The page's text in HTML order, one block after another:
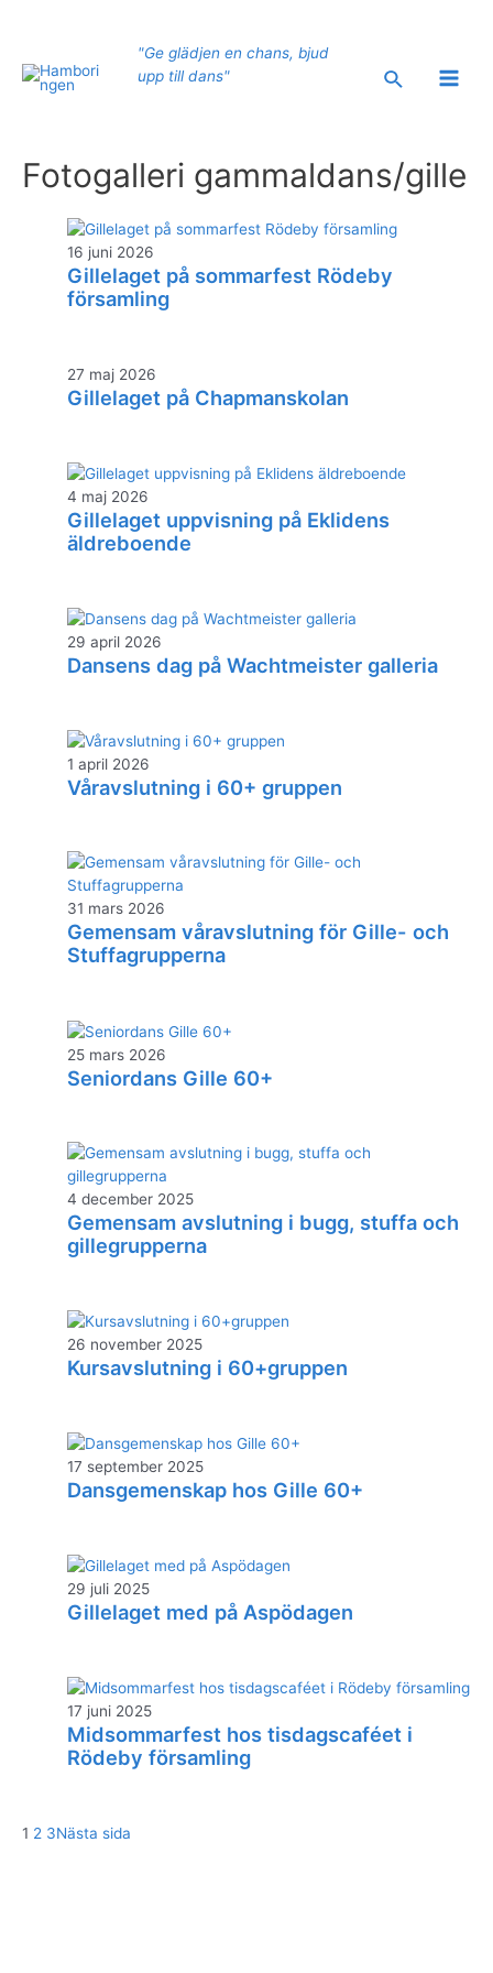
"Ge glädjen en chans, bjud
upp till dans"
Sök
Main
Fotogalleri gammaldans/gille
16 juni 2026
Gillelaget på sommarfest Rödeby
församling
27 maj 2026
Gillelaget på Chapmanskolan
4 maj 2026
Gillelaget uppvisning på Eklidens
äldreboende
29 april 2026
Dansens dag på Wachtmeister galleria
1 april 2026
Våravslutning i 60+ gruppen
31 mars 2026
Gemensam våravslutning för Gille- och
Stuffagrupperna
25 mars 2026
Seniordans Gille 60+
4 december 2025
Gemensam avslutning i bugg, stuffa och
gillegrupperna
26 november 2025
Kursavslutning i 60+gruppen
17 september 2025
Dansgemenskap hos Gille 60+
29 juli 2025
Gillelaget med på Aspödagen
17 juni 2025
Midsommarfest hos tisdagscaféet i
Rödeby församling
1 2 3Nästa sida